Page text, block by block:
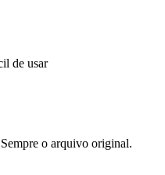
de usar
o arquivo original.